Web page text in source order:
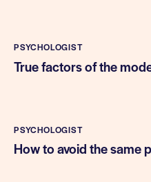
PSYCHOLOGIST
True factors of the
PSYCHOLOGIST
How to avoid the same